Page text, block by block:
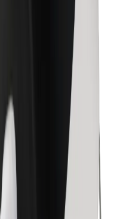
nekoliko minuta!
Bolt
Bolt Food